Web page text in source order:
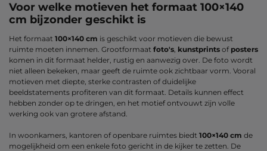
Voor welke motieven het formaat 100×140
cm bijzonder geschikt is
Het formaat 100×140 cm is geschikt voor motieven die bewust
ruimte moeten innemen. Grootformaat foto's kunstprints of posters
komen in dit formaat helder, rustig en aanwezig over. De foto wordt
niet alleen bekeken, maar geeft de ruimte ook zichtbaar vorm. Vooral
motieven met diepte, sterke contrasten of duidelijke
beeldstatements profiteren van dit formaat. Details kunnen effect
hebben zonder op te dringen, en het motief ontvouwt zijn volle
werking ook van grotere afstand.
In woonkamers, kantoren of openbare ruimtes biedt 100×140 cm de
mogelijkheid om een enkele foto gericht in de kijker te zetten. De